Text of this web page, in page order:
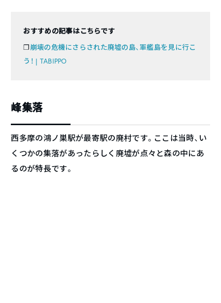
おすすめの記事はこちらです
❐崩壊の危機にさらされた廃墟の島、軍艦島を見に行こ
う！ | TABIPPO
峰集落
西多摩の鴻ノ巣駅が最寄駅の廃村です。ここは当時、い
くつかの集落があったらしく廃墟が点々と森の中にあ
るのが特長です。